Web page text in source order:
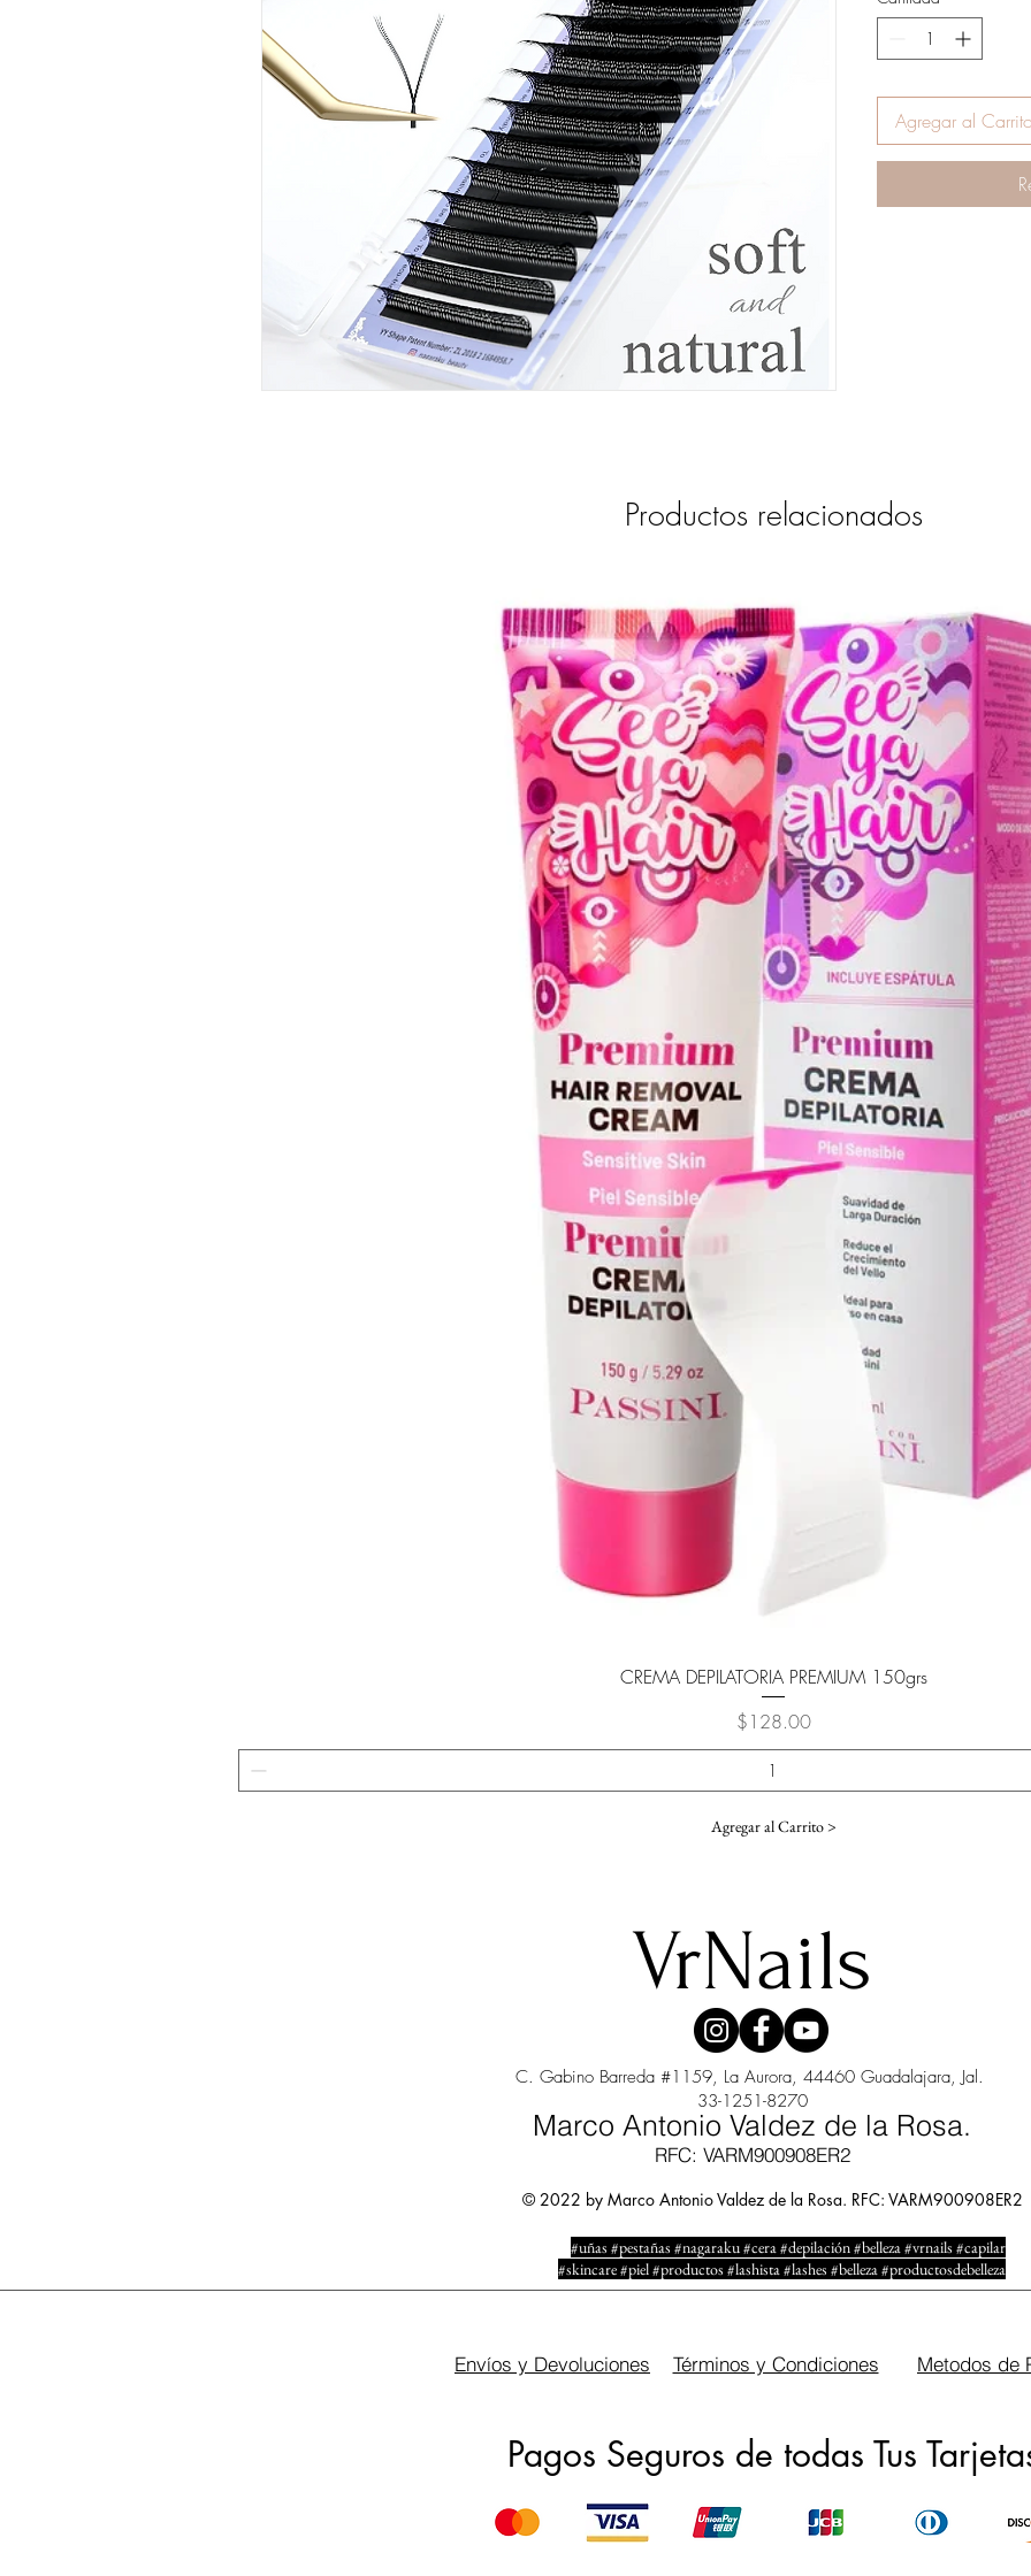
Agregar al
Productos relacionados
Vista rápida
CREMA DEPILATORIA PREMIUM 150grs
Precio
$128.00
Agregar al Carrito >
VrNails
C. Gabino Barreda #1159, La Aurora, 44460 Guadalajara, Jal.
33-1251-8270
Marco Antonio Valdez de la Rosa.
RFC: VARM900908ER2
© 2022 by Marco Antonio Valdez de la Rosa. RFC: VARM900908ER2
#uñas #pestañas #nagaraku #cera #depilación #belleza #vrnails #capilar
#skincare #piel #productos #lashista #lashes #belleza #productosdebelleza
Envíos y Devoluciones Términos y Condiciones Metodos de
Pagos Seguros de todas Tus